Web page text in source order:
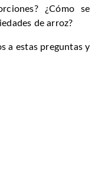
¿Cómo se
de arroz?
a estas preguntas y